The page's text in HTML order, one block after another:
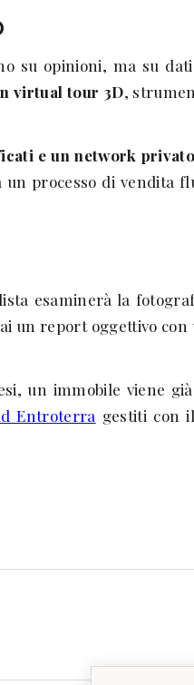
su opinioni, ma su
virtual tour 3D,
e un network
processo di vendita
esaminerà la
un report oggettivo
un immobile viene
Entroterra gestiti con